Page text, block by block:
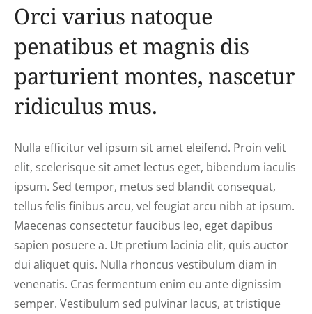
Orci varius natoque
penatibus et magnis dis
parturient montes, nascetur
ridiculus mus.
Nulla efficitur vel ipsum sit amet eleifend. Proin velit
elit, scelerisque sit amet lectus eget, bibendum iaculis
ipsum. Sed tempor, metus sed blandit consequat,
tellus felis finibus arcu, vel feugiat arcu nibh at ipsum.
Maecenas consectetur faucibus leo, eget dapibus
sapien posuere a. Ut pretium lacinia elit, quis auctor
dui aliquet quis. Nulla rhoncus vestibulum diam in
venenatis. Cras fermentum enim eu ante dignissim
semper. Vestibulum sed pulvinar lacus, at tristique